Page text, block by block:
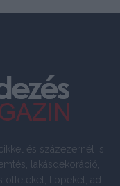
és százezernél is
lakásdekoráció,
ötleteket, tippeket, ad